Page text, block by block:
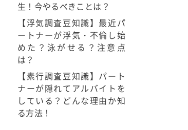
生！今やるべきことは？
【浮気調査豆知識】最近パ
ートナーが浮気・不倫し始
めた？泳がせる？注意点
は？
【素行調査豆知識】パート
ナーが隠れてアルバイトを
している？どんな理由か知
る方法！